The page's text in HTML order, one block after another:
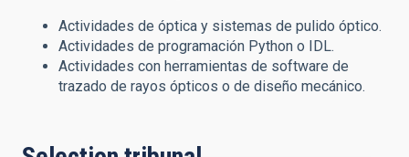
Actividades de óptica y sistemas de pulido óptico.
Actividades de programación Python o IDL.
Actividades con herramientas de software de
trazado de rayos ópticos o de diseño mecánico.